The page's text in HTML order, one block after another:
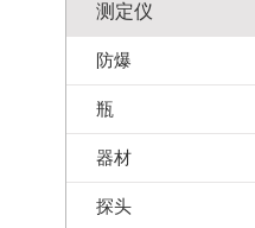
测定仪
防爆
瓶
器材
探头